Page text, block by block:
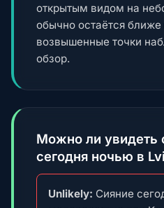
открытым видом на
обычно остаётся
возвышенные точки
обзор.
Можно ли увидеть
сегодня ночью в
Unlikely: Сияние